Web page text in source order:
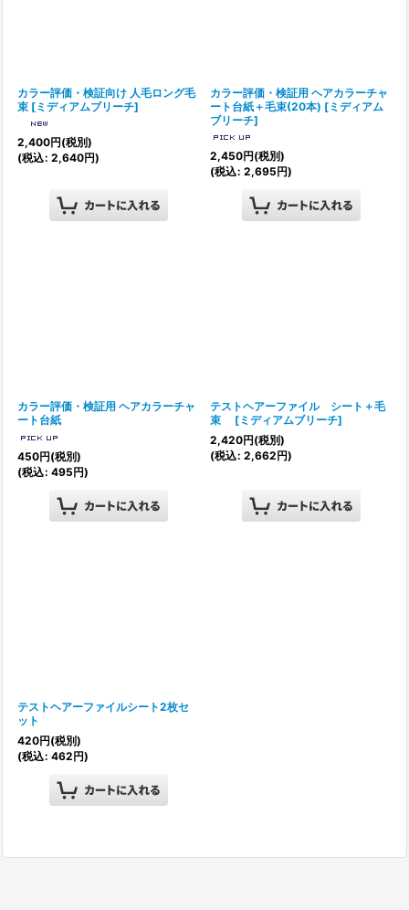
カラー評価・検証向け 人毛ロング毛
束 [ ミディアムブリーチ]
2,400円(税別)
(税込: 2,640円)
カラー評価・検証用 ヘアカラーチャ
ート台紙＋毛束(20本) [ ミディアム
ブリーチ]
2,450円(税別)
(税込: 2,695円)
カラー評価・検証用 ヘアカラーチャ
ート台紙
450円(税別)
(税込: 495円)
テストヘアーファイル シート＋毛
束
[ ミディアムブリーチ]
2,420円(税別)
(税込: 2,662円)
テストヘアーファイルシート2枚セ
ット
420円(税別)
(税込: 462円)